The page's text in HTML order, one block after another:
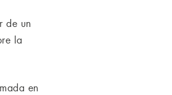
de un
la
en